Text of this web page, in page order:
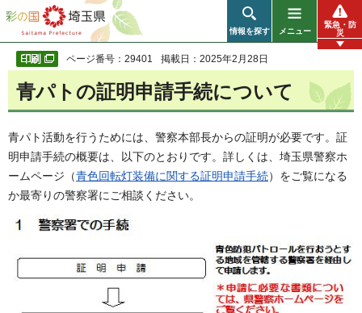
彩の国 埼玉県
情報を探す メニュー
緊急・防
災
ページ番号：29401 掲載日：2025年2月28日
青パトの証明申請手続について
青パト活動を行うためには、警察本部長からの証明が必要です。証
明申請手続の概要は、以下のとおりです。詳しくは、埼玉県警察ホ
ームページ（青色回転灯装備に関する証明申請手続）をご覧になる
か最寄りの警察署にご相談ください。